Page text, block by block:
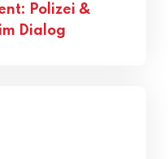
Polizei &
Dialog